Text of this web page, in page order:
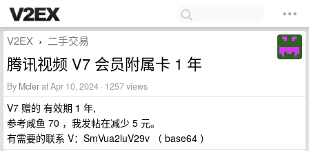
V2EX › 二手交易
腾讯视频 V7 会员附属卡 1 年
By Mclerat Apr 10, 2024 · 1257 views
V7 赠的 有效期 1 年,
参考咸鱼 70 ，我发帖在减少 5 元。
有需要的联系 V：SmVua2luV29v （ base64 ）